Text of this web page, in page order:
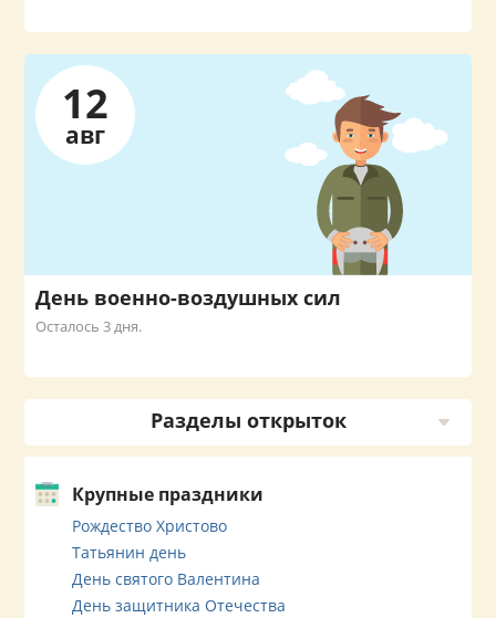
12
авг
День военно-воздушных сил
Осталось 3 дня.
Разделы открыток
Крупные праздники
Рождество Христово
Татьянин день
День святого Валентина
День защитника Отечества